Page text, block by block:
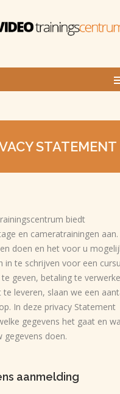
STATEMENT
biedt
en cameratrainingen aan.
doen en het voor u
in te schrijven voor een
geven, betaling te
te leveren, slaan we een
In deze privacy Statement
gegevens het gaat en
gegevens doen.
aanmelding